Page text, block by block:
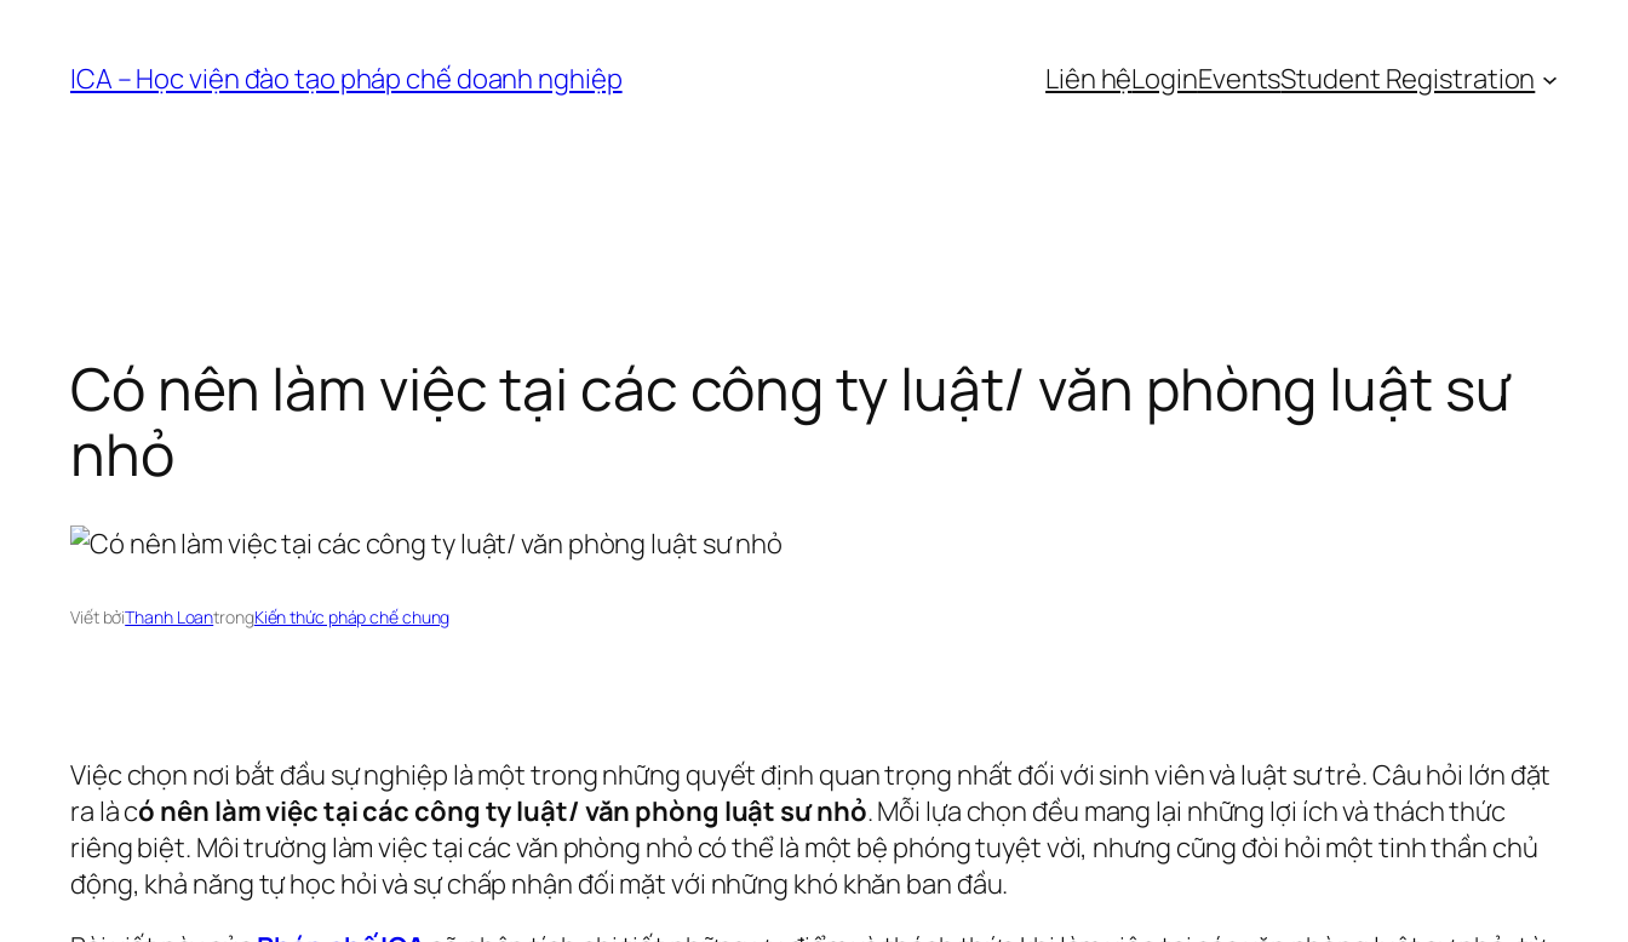
ICA – Học viện đào tạo pháp chế doanh nghiệp Liên hệLoginEventsStudent Registration
Có nên làm việc tại các công ty luật/ văn phòng luật sư
nhỏ
Viết bởiThanh LoantrongKiến thức pháp chế chung
Việc chọn nơi bắt đầu sự nghiệp là một trong những quyết định quan trọng nhất đối với sinh viên và luật sư trẻ. Câu hỏi lớn đặt
ra là có nên làm việc tại các công ty luật/ văn phòng luật sư nhỏ. Mỗi lựa chọn đều mang lại những lợi ích và thách thức
riêng biệt. Môi trường làm việc tại các văn phòng nhỏ có thể là một bệ phóng tuyệt vời, nhưng cũng đòi hỏi một tinh thần chủ
động, khả năng tự học hỏi và sự chấp nhận đối mặt với những khó khăn ban đầu.